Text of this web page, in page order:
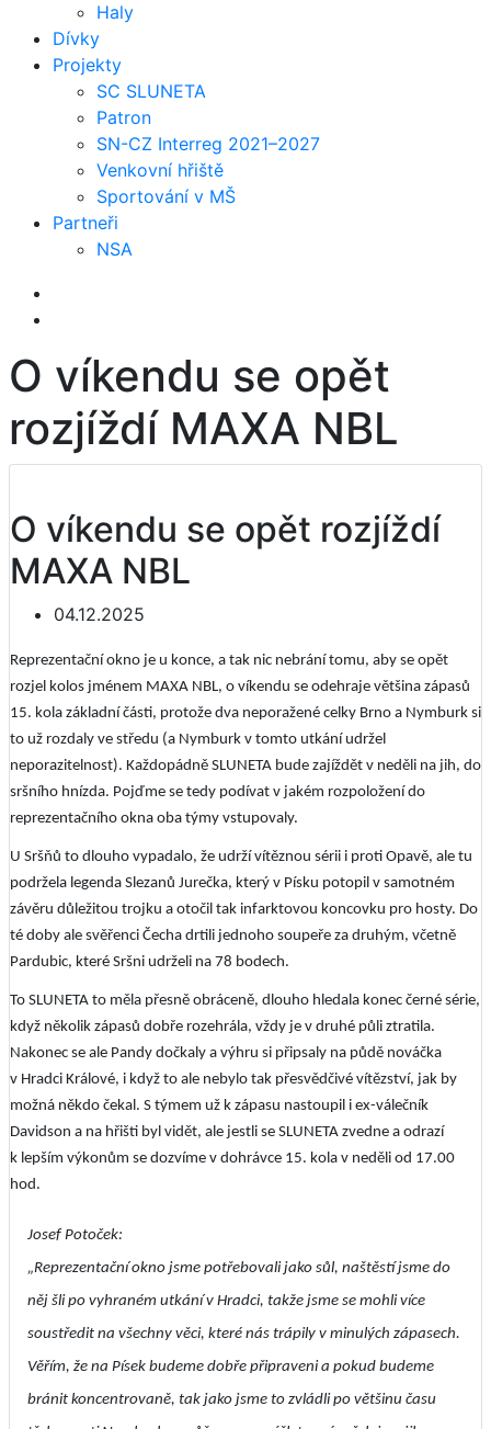
Haly
Dívky
Projekty
SC SLUNETA
Patron
SN-CZ Interreg 2021–2027
Venkovní hřiště
Sportování v MŠ
Partneři
NSA
O víkendu se opět
rozjíždí MAXA NBL
O víkendu se opět rozjíždí
MAXA NBL
04.12.2025
Reprezentační okno je u konce, a tak nic nebrání tomu, aby se opět
rozjel kolos jménem MAXA NBL, o víkendu se odehraje většina zápasů
15. kola základní části, protože dva neporažené celky Brno a Nymburk si
to už rozdaly ve středu (a Nymburk v tomto utkání udržel
neporazitelnost). Každopádně SLUNETA bude zajíždět v neděli na jih, do
sršního hnízda. Pojďme se tedy podívat v jakém rozpoložení do
reprezentačního okna oba týmy vstupovaly.
U Sršňů to dlouho vypadalo, že udrží vítěznou sérii i proti Opavě, ale tu
podržela legenda Slezanů Jurečka, který v Písku potopil v samotném
závěru důležitou trojku a otočil tak infarktovou koncovku pro hosty. Do
té doby ale svěřenci Čecha drtili jednoho soupeře za druhým, včetně
Pardubic, které Sršni udrželi na 78 bodech.
To SLUNETA to měla přesně obráceně, dlouho hledala konec černé série,
když několik zápasů dobře rozehrála, vždy je v druhé půli ztratila.
Nakonec se ale Pandy dočkaly a výhru si připsaly na půdě nováčka
v Hradci Králové, i když to ale nebylo tak přesvědčivé vítězství, jak by
možná někdo čekal. S týmem už k zápasu nastoupil i ex-válečník
Davidson a na hřišti byl vidět, ale jestli se SLUNETA zvedne a odrazí
k lepším výkonům se dozvíme v dohrávce 15. kola v neděli od 17.00
hod.
Josef Potoček:
„Reprezentační okno jsme potřebovali jako sůl, naštěstí jsme do
něj šli po vyhraném utkání v Hradci, takže jsme se mohli více
soustředit na všechny věci, které nás trápily v minulých zápasech.
Věřím, že na Písek budeme dobře připraveni a pokud budeme
bránit koncentrovaně, tak jako jsme to zvládli po většinu času